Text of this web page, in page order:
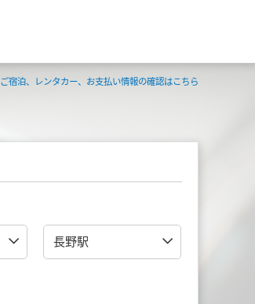
ご宿泊、レンタカー、お支払い情報の確認はこちら